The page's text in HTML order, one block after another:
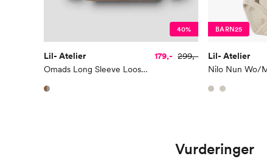
40%
Lil- Atelier
Omads Long Sleeve Loose Sweat
179,- 299,-
BARN25
Lil- Atelier
Vurderinger